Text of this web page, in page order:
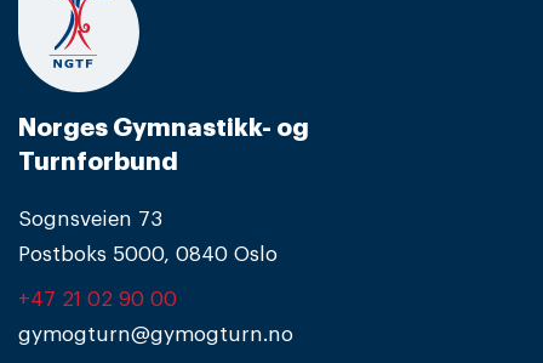
Norges Gymnastikk- og
Turnforbund
Sognsveien 73
Postboks 5000, 0840 Oslo
+47 21 02 90 00
gymogturn@gymogturn.no